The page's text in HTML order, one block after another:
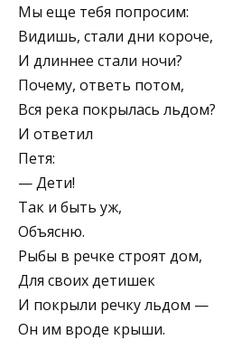
Мы еще тебя попросим:
Видишь, стали дни короче,
И длиннее стали ночи?
Почему, ответь потом,
Вся река покрылась льдом?
И ответил
Петя:
— Дети!
Так и быть уж,
Объясню.
Рыбы в речке строят дом,
Для своих детишек
И покрыли речку льдом —
Он им вроде крыши.